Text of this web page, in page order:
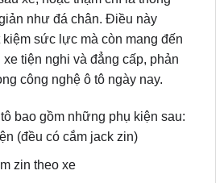
như đá chân. Điều này
kiệm sức lực mà còn mang đến
tiện nghi và đẳng cấp, phản
công nghệ ô tô ngày nay.
bao gồm những phụ kiện sau:
(đều có cắm jack zin)
zin theo xe